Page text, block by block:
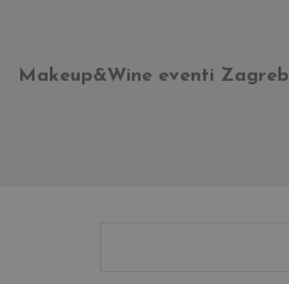
Makeup&Wine eventi Zagreb